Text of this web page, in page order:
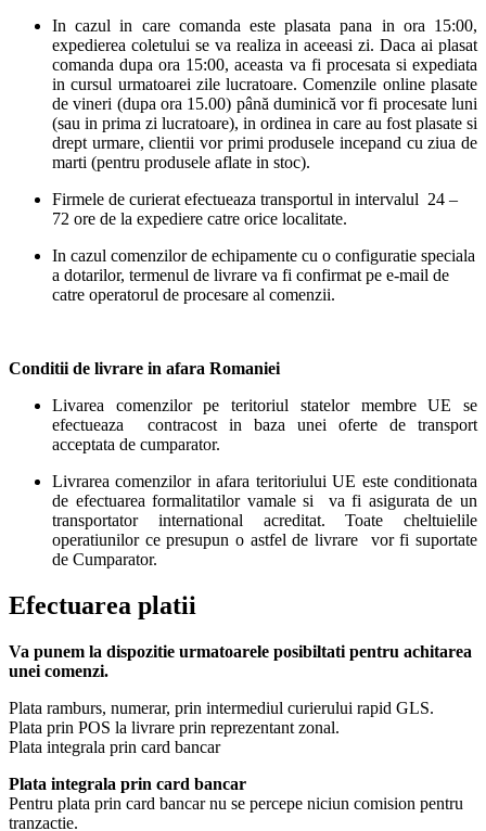
In cazul in care comanda este plasata pana in ora 15:00,
expedierea coletului se va realiza in aceeasi zi. Daca ai plasat
comanda dupa ora 15:00, aceasta va fi procesata si expediata
in cursul urmatoarei zile lucratoare. Comenzile online plasate
de vineri (dupa ora 15.00) până duminică vor fi procesate luni
(sau in prima zi lucratoare), in ordinea in care au fost plasate si
drept urmare, clientii vor primi produsele incepand cu ziua de
marti (pentru produsele aflate in stoc).
Firmele de curierat efectueaza transportul in intervalul 24 –
72 ore de la expediere catre orice localitate.
In cazul comenzilor de echipamente cu o configuratie speciala
a dotarilor, termenul de livrare va fi confirmat pe e-mail de
catre operatorul de procesare al comenzii.
Conditii de livrare in afara Romaniei
Livarea comenzilor pe teritoriul statelor membre UE se
efectueaza contracost in baza unei oferte de transport
acceptata de cumparator.
Livrarea comenzilor in afara teritoriului UE este conditionata
de efectuarea formalitatilor vamale si va fi asigurata de un
transportator international acreditat. Toate cheltuielile
operatiunilor ce presupun o astfel de livrare vor fi suportate
de Cumparator.
Efectuarea platii
Va punem la dispozitie urmatoarele posibiltati pentru achitarea
unei comenzi.
Plata ramburs, numerar, prin intermediul curierului rapid GLS.
Plata prin POS la livrare prin reprezentant zonal.
Plata integrala prin card bancar
Plata integrala prin card bancar
Pentru plata prin card bancar nu se percepe niciun comision pentru
tranzactie.